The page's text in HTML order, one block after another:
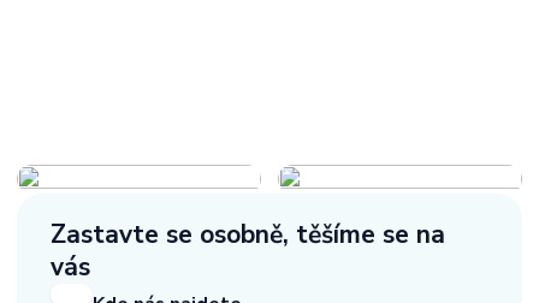
Zastavte se osobně, těšíme se na
vás